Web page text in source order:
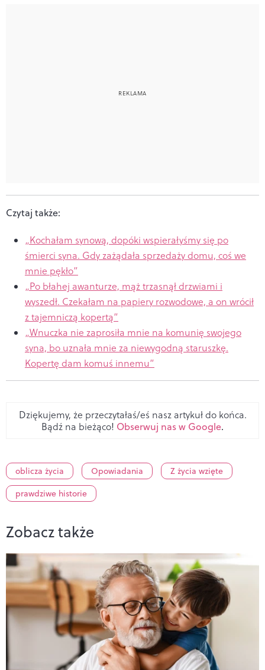
Czytaj także:
„Kochałam synową, dopóki wspierałyśmy się po
śmierci syna. Gdy zażądała sprzedaży domu, coś we
mnie pękło”
„Po błahej awanturze, mąż trzasnął drzwiami i
wyszedł. Czekałam na papiery rozwodowe, a on wrócił
z tajemniczą kopertą”
„Wnuczka nie zaprosiła mnie na komunię swojego
syna, bo uznała mnie za niewygodną staruszkę.
Kopertę dam komuś innemu”
Dziękujemy, że przeczytałaś/eś nasz artykuł do końca.
Bądź na bieżąco! Obserwuj nas w Google.
oblicza życia Opowiadania
Z życia wzięte
prawdziwe historie
Zobacz także